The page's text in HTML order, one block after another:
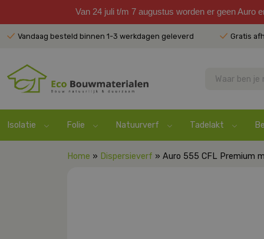
Van 24 juli t/m 7 augustus worden er geen Auro
Vandaag besteld binnen 1-3 werkdagen geleverd Gratis
Isolatie Folie Natuurverf Tadelakt
Home » Dispersieverf » Auro 555 CFL Premium